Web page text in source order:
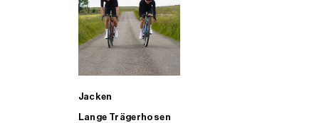
Jacken
Lange Trägerhosen
ALLE TRIATHLONARTIKEL FÜR MÄNNER KAUFEN